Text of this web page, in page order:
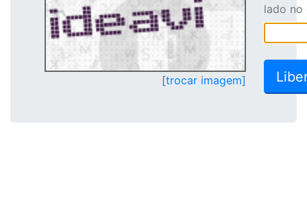
[trocar imagem]
lado no